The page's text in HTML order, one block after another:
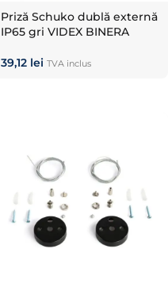
Priză Schuko dublă externă
IP65 gri VIDEX BINERA
39,12 lei TVA inclus